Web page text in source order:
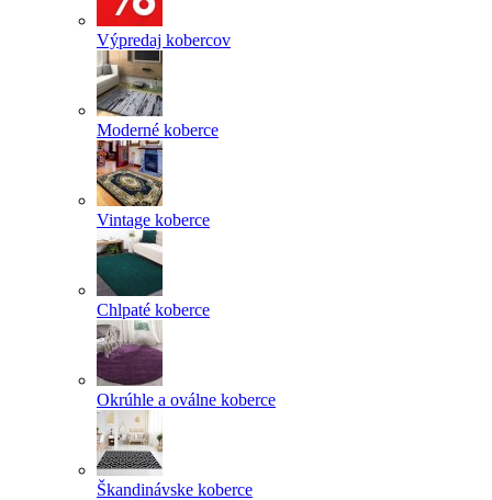
Výpredaj kobercov
Moderné koberce
Vintage koberce
Chlpaté koberce
Okrúhle a oválne koberce
Škandinávske koberce